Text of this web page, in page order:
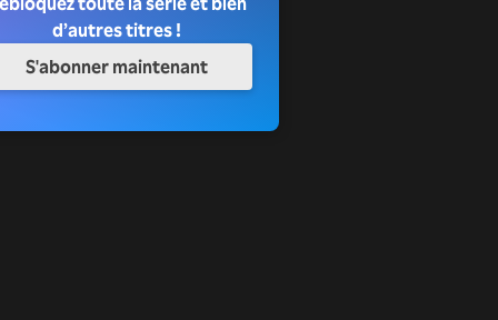
d’autres titres !
S'abonner maintenant